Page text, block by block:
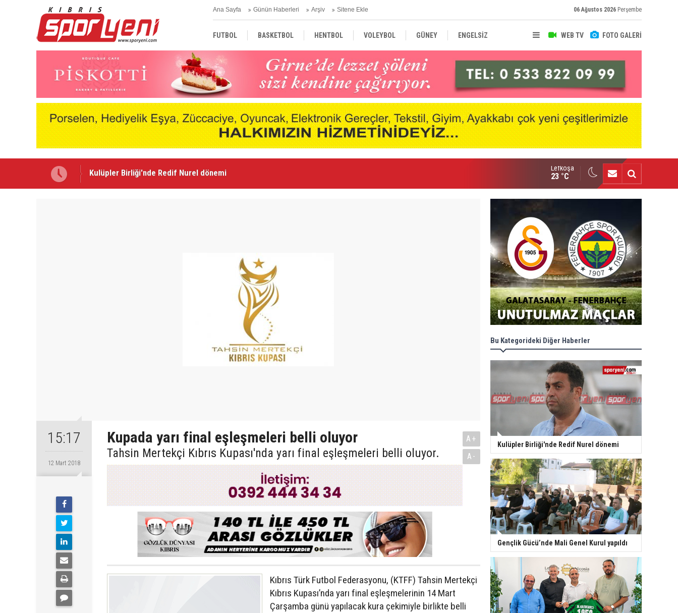
Ana Sayfa Günün Haberleri Arşiv Sitene Ekle 06 Ağustos 2026 Perşembe
WEB TV FOTO GALERİ
FUTBOL BASKETBOL HENTBOL VOLEYBOL GÜNEY ENGELSİZ
TÜRKİYE AVRUPA DÜNYA
Gençlik Gücü’nde Mali Genel Kurul yapıldı Kaymaklı heyetinden Harmancı’ya ziyaret
Lefkoşa
23 °C
15:17
12 Mart 2018
Kupada yarı final eşleşmeleri belli oluyor
Tahsin Mertekçi Kıbrıs Kupası'nda yarı final eşleşmeleri belli oluyor.
A+
A-
Kıbrıs Türk Futbol Federasyonu, (KTFF) Tahsin Mertekçi
Kıbrıs Kupası’nda yarı final eşleşmelerinin 14 Mart
Çarşamba günü yapılacak kura çekimiyle birlikte belli
Bu Kategorideki Diğer Haberler
Kulüpler Birliği'nde Redif Nurel dönemi
Gençlik Gücü’nde Mali Genel Kurul yapıldı